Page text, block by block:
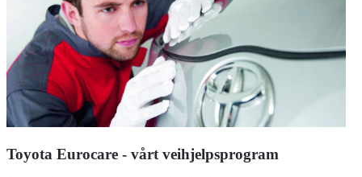
Toyota Eurocare - vårt veihjelpsprogram